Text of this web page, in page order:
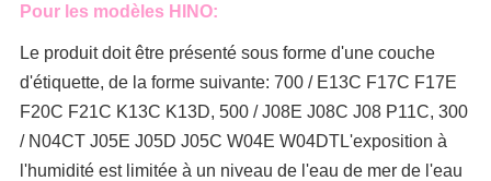
Pour les modèles HINO:
Le produit doit être présenté sous forme d'une couche
d'étiquette, de la forme suivante: 700 / E13C F17C F17E
F20C F21C K13C K13D, 500 / J08E J08C J08 P11C, 300
/ N04CT J05E J05D J05C W04E W04DTL'exposition à
l'humidité est limitée à un niveau de l'eau de mer de l'eau